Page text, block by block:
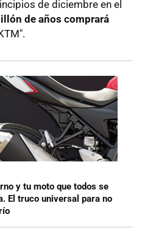
de diciembre en el
de años comprará
y tu moto que todos se
El truco universal para no